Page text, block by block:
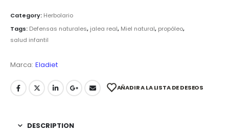
Category: Herbolario
Tags: Defensas naturales, jalea real, Miel natural, propóleo,
salud infantil
Marca: Eladiet
AÑADIR A LA LISTA DE DESEOS
DESCRIPTION